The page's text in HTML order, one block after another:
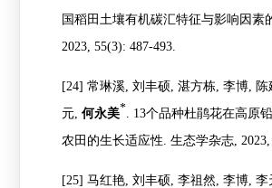
国稻田土壤有机碳汇特征与影响因素
2023, 55(3): 487-493.
[24] 常琳溪, 刘丰硕, 湛方栋 李博, 陈
元, 何永美* . 13个品种杜鹃花在高原
农田的生长适应性 生态学杂志, 2023,
[25] 马红艳, 刘丰硕, 李祖然 李博, 李